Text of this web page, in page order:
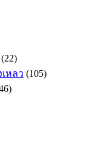
(22)
หลว (105)